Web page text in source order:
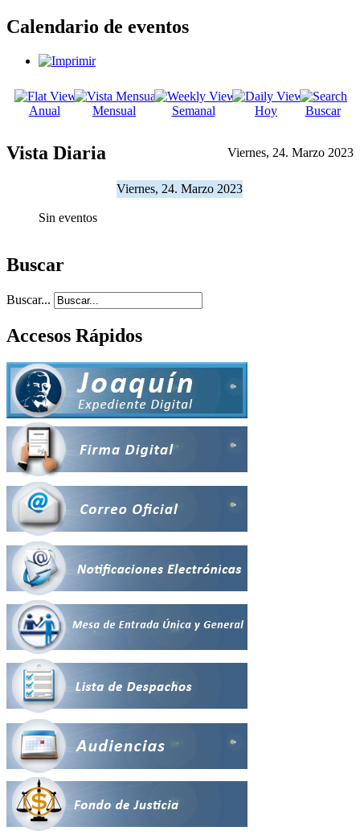
Calendario de eventos
Anual Mensual Semanal Hoy Buscar
Vista Diaria Viernes, 24. Marzo 2023
Viernes, 24. Marzo 2023
Sin eventos
Buscar
Buscar...
Accesos Rápidos